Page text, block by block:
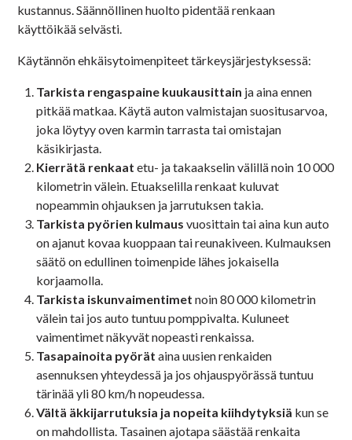
kustannus. Säännöllinen huolto pidentää renkaan
käyttöikää selvästi.
Käytännön ehkäisytoimenpiteet tärkeysjärjestyksessä:
Tarkista rengaspaine kuukausittain ja aina ennen
pitkää matkaa. Käytä auton valmistajan suositusarvoa,
joka löytyy oven karmin tarrasta tai omistajan
käsikirjasta.
Kierrätä renkaat etu- ja takaakselin välillä noin 10 000
kilometrin välein. Etuakselilla renkaat kuluvat
nopeammin ohjauksen ja jarrutuksen takia.
Tarkista pyörien kulmaus vuosittain tai aina kun auto
on ajanut kovaa kuoppaan tai reunakiveen. Kulmauksen
säätö on edullinen toimenpide lähes jokaisella
korjaamolla.
Tarkista iskunvaimentimet noin 80 000 kilometrin
välein tai jos auto tuntuu pomppivalta. Kuluneet
vaimentimet näkyvät nopeasti renkaissa.
Tasapainoita pyörät aina uusien renkaiden
asennuksen yhteydessä ja jos ohjauspyörässä tuntuu
tärinää yli 80 km/h nopeudessa.
Vältä äkkijarrutuksia ja nopeita kiihdytyksiä kun se
on mahdollista. Tasainen ajotapa säästää renkaita